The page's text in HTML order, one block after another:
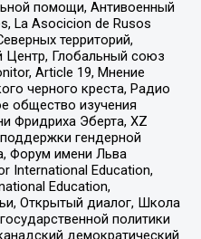
помощи, Антивоенный
La Asocicion de Rusos
территорий,
Центр, Глобальный союз
Article 19, Мнение
черного креста, Радио
общество изучения
Фридриха Эберта, XZ
гендерной
Форум имени Льва
International Education,
Education,
Открытый диалог, Школа
политики
демократический